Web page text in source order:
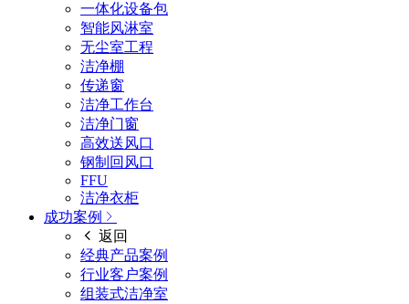
一体化设备包
智能风淋室
无尘室工程
洁净棚
传递窗
洁净工作台
洁净门窗
高效送风口
钢制回风口
FFU
洁净衣柜
成功案例
返回
经典产品案例
行业客户案例
组装式洁净室